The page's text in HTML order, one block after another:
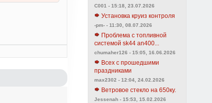
C001 - 15:18, 23.07.2026
Установка круиз контроля
-pm- - 11:30, 08.07.2026
Проблема с топливной
системой sk44 an400...
chumaher126 - 15:05, 16.06.2026
Всех с прошедшими
праздниками
max2302 - 12:04, 24.02.2026
Ветровое стекло на 650ку.
Jessenah - 15:53, 15.02.2026